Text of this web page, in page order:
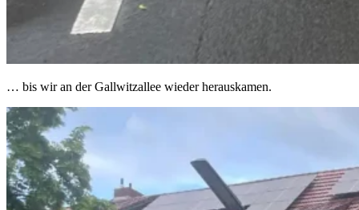
… bis wir an der Gallwitzallee wieder herauskamen.